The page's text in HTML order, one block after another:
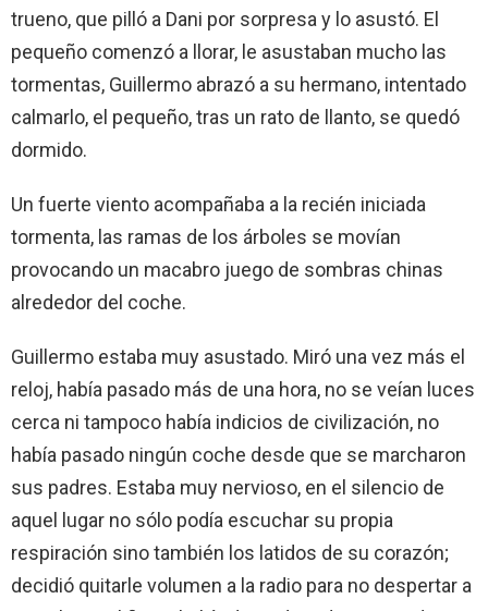
trueno, que pilló a Dani por sorpresa y lo asustó. El
pequeño comenzó a llorar, le asustaban mucho las
tormentas, Guillermo abrazó a su hermano, intentado
calmarlo, el pequeño, tras un rato de llanto, se quedó
dormido.
Un fuerte viento acompañaba a la recién iniciada
tormenta, las ramas de los árboles se movían
provocando un macabro juego de sombras chinas
alrededor del coche.
Guillermo estaba muy asustado. Miró una vez más el
reloj, había pasado más de una hora, no se veían luces
cerca ni tampoco había indicios de civilización, no
había pasado ningún coche desde que se marcharon
sus padres. Estaba muy nervioso, en el silencio de
aquel lugar no sólo podía escuchar su propia
respiración sino también los latidos de su corazón;
decidió quitarle volumen a la radio para no despertar a